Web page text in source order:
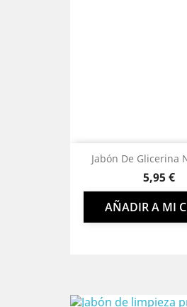
Jabón De Glicerina
Precio
5,95 €
AÑADIR A MI